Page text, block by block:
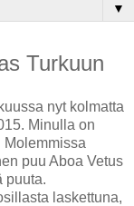
▼
Turkuun
nyt kolmatta
Minulla on
Molemmissa
puu Aboa Vetus
puuta.
laskettuna,